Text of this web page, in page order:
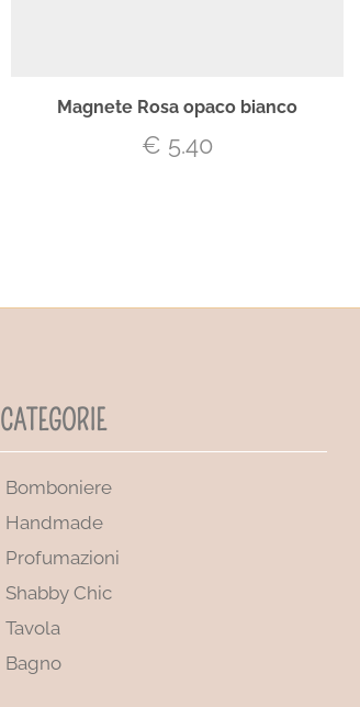
Magnete Rosa opaco bianco
€ 5.40
CATEGORIE
Bomboniere
Handmade
Profumazioni
Shabby Chic
Tavola
Bagno